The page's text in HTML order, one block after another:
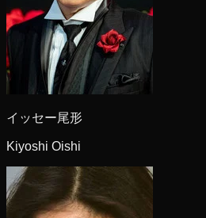
イッセー尾形
Kiyoshi Oishi